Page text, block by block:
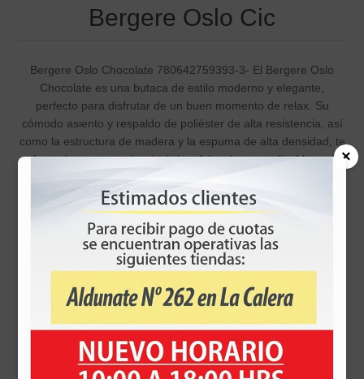
Bergere Oslo Cic
Bergere Oslo Chocolate 780642759393-3- El Bergere Oslo
Chocolate es una butaca de estilo moderno y elegante,
perfecto para disfrutar de un buen momento de relax. Su
cómodo asiento y respaldo de poliéster de alta resistencia, así
como la estructura de madera y la espuma de alta densidad, te
ofrecerán una experiencia única. Además, es reclinable para
que puedas ajustarlo a tu gusto y comodidad.
Sku: 1027480002675
$316.990
Simula tu cuota de la tarjeta MultiSeidemann
Número de cuotas
Valor Cuota:$316.990| Costo Total:
$316.990
×